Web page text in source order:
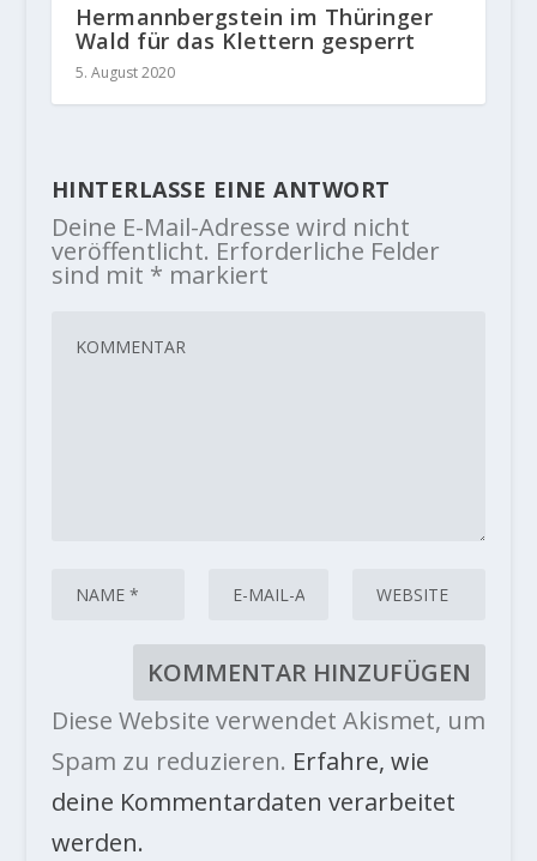
Hermannbergstein im Thüringer
Wald für das Klettern gesperrt
5. August 2020
HINTERLASSE EINE ANTWORT
Deine E-Mail-Adresse wird nicht
veröffentlicht. Erforderliche Felder
sind mit * markiert
Diese Website verwendet Akismet, um
Spam zu reduzieren. Erfahre, wie
deine Kommentardaten verarbeitet
werden.